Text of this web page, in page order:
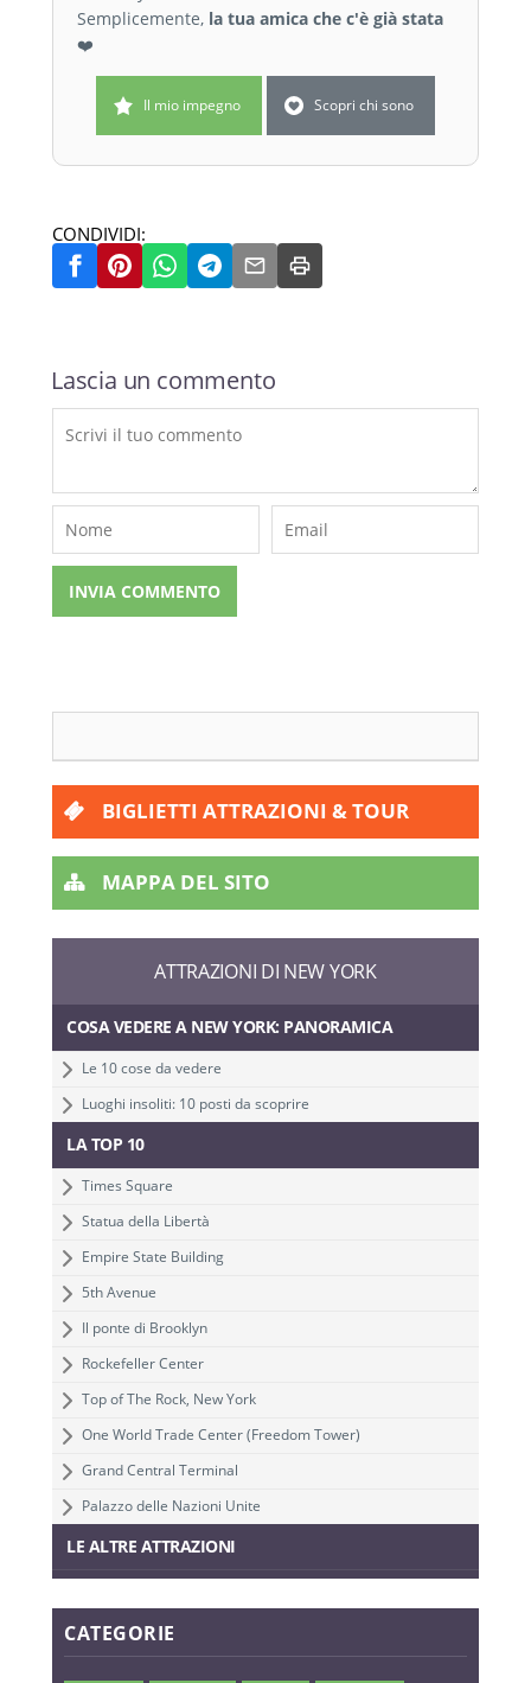
Semplicemente, la tua amica che c'è già stata
❤️
Il mio impegno Scopri chi sono
CONDIVIDI:
Lascia un commento
BIGLIETTI ATTRAZIONI & TOUR
MAPPA DEL SITO
ATTRAZIONI DI NEW YORK
COSA VEDERE A NEW YORK: PANORAMICA
Le 10 cose da vedere
Luoghi insoliti: 10 posti da scoprire
LA TOP 10
Times Square
Statua della Libertà
Empire State Building
5th Avenue
Il ponte di Brooklyn
Rockefeller Center
Top of The Rock, New York
One World Trade Center (Freedom Tower)
Grand Central Terminal
Palazzo delle Nazioni Unite
LE ALTRE ATTRAZIONI
CATEGORIE